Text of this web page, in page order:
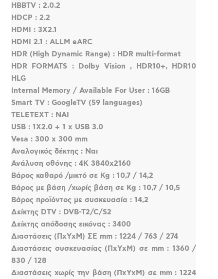
HBBTV : 2.0.2
HDCP : 2.2
HDMI : 3X2.1
HDMI 2.1 : ALLM eARC
HDR (High Dynamic Range) : HDR multi-format
HDR FORMATS : Dolby Vision , HDR10+, HDR10
HLG
Internal Memory / Available For User : 16GB
Smart TV : GoogleTV (59 languages)
TELETEXT : ΝΑΙ
USB : 1Χ2.0 + 1 x USB 3.0
Vesa : 300 x 300 mm
Αναλογικός δέκτης : Ναι
Ανάλυση οθόνης : 4K 3840x2160
Βάρος καθαρό /μικτό σε Kg : 10,7 / 14,2
Βάρος με βάση /χωρίς βάση σε Kg : 10,7 / 10,5
Βάρος προϊόντος με συσκευασία : 14,2
Δείκτης DTV : DVB-T2/C/S2
Δείκτης απόδοσης εικόνας : 3400
Διαστάσεις (ΠxΥxΜ) ΣΕ mm : 1224 / 763 / 274
Διαστάσεις συσκευασίας (ΠxΥxΜ) σε mm : 1360 /
830 / 128
Διαστάσεις χωρίς την βάση (ΠxΥxΜ) σε mm : 1224